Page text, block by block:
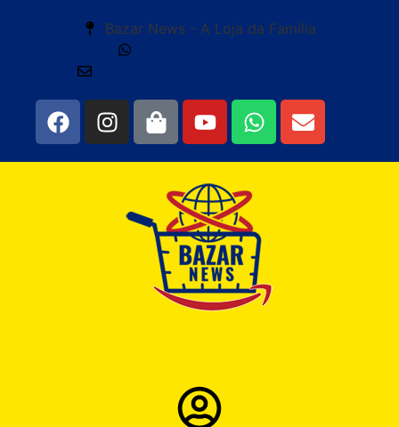
Bazar News - A Loja da Família